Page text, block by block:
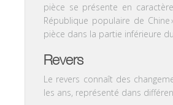
pièce se présente en
République populaire de Chine
pièce dans la partie inférieure du
Revers
Le revers connaît des
les ans, représenté dans